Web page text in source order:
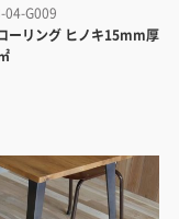
04-G009
ーリング ヒノキ15mm厚